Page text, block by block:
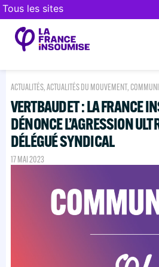
Tous les sites
ACTUALITÉS,ACTUALITÉS DU MOUVEMENT,
VERTBAUDET : LA FRANCE
DÉNONCE L’AGRESSION
DÉLÉGUÉ SYNDICAL
17 MAI 2023